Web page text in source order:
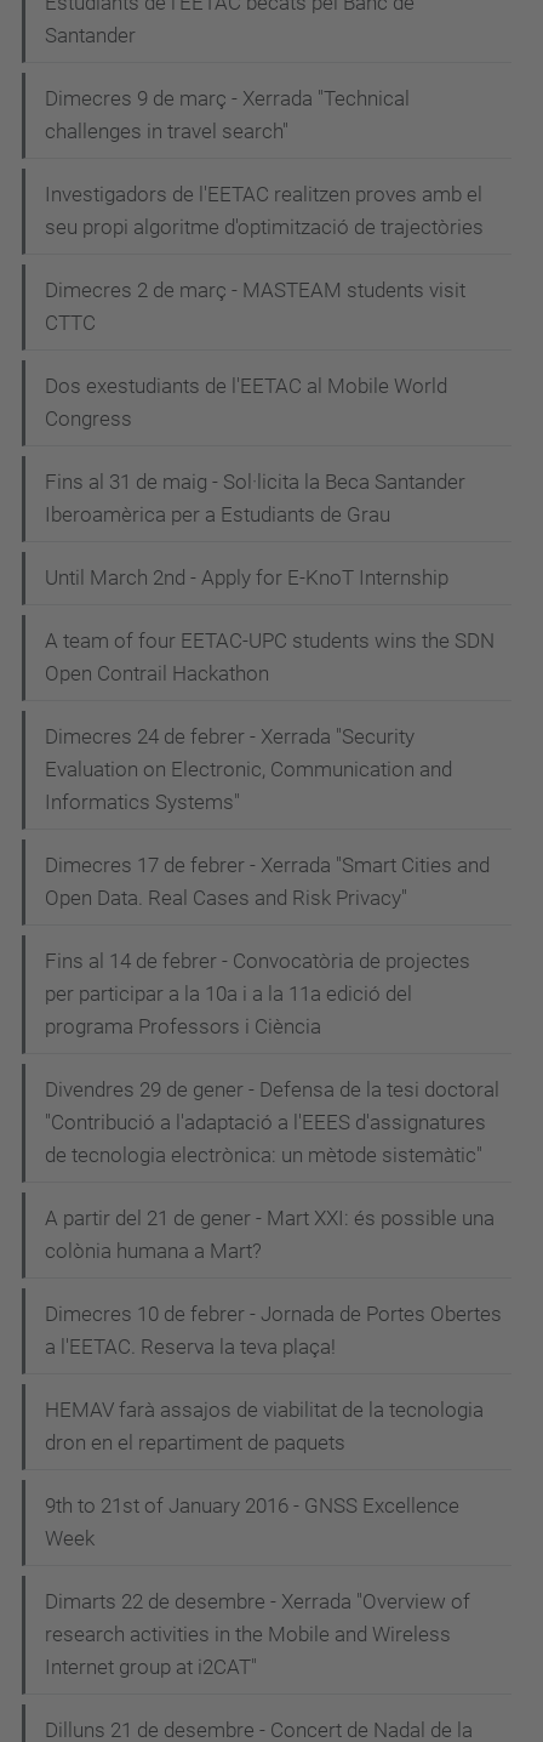
Santander
Dimecres 9 de març - Xerrada "Technical
challenges in travel search"
Investigadors de l'EETAC realitzen proves amb el
seu propi algoritme d'optimització de trajectòries
Dimecres 2 de març - MASTEAM students visit
CTTC
Dos exestudiants de l'EETAC al Mobile World
Congress
Fins al 31 de maig - Sol·licita la Beca Santander
Iberoamèrica per a Estudiants de Grau
Until March 2nd - Apply for E-KnoT Internship
A team of four EETAC-UPC students wins the SDN
Open Contrail Hackathon
Dimecres 24 de febrer - Xerrada "Security
Evaluation on Electronic, Communication and
Informatics Systems"
Dimecres 17 de febrer - Xerrada "Smart Cities and
Open Data. Real Cases and Risk Privacy"
Fins al 14 de febrer - Convocatòria de projectes
per participar a la 10a i a la 11a edició del
programa Professors i Ciència
Divendres 29 de gener - Defensa de la tesi doctoral
"Contribució a l'adaptació a l'EEES d'assignatures
de tecnologia electrònica: un mètode sistemàtic"
A partir del 21 de gener - Mart XXI: és possible una
colònia humana a Mart?
Dimecres 10 de febrer - Jornada de Portes Obertes
a l'EETAC. Reserva la teva plaça!
HEMAV farà assajos de viabilitat de la tecnologia
dron en el repartiment de paquets
9th to 21st of January 2016 - GNSS Excellence
Week
Dimarts 22 de desembre - Xerrada "Overview of
research activities in the Mobile and Wireless
Internet group at i2CAT"
Dilluns 21 de desembre - Concert de Nadal de la